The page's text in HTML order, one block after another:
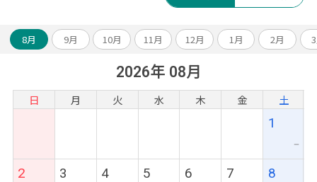
ください。
8月 9月 10月 11月 12月 1月 2月
2026年 08月
日 月 火 水 木 金 土
1
ー
2 3 4 5 6 7 8